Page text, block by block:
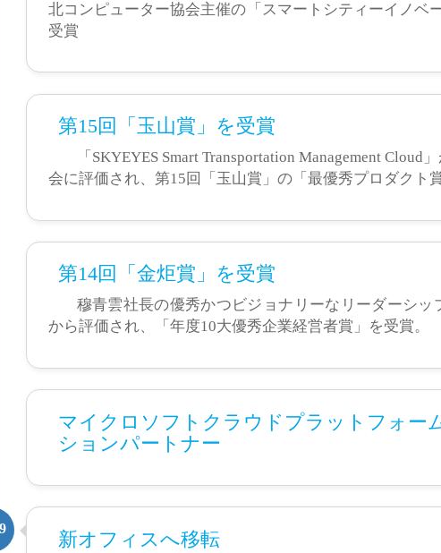
北コンピューター協会主催の「スマートシティーイノベ
受賞
第15回「玉山賞」を受賞
「SKYEYES Smart Transportation Management
会に評価され、第15回「玉山賞」の「最優秀プロダクト
第14回「金炬賞」を受賞
穆青雲社長の優秀かつビジョナリーなリーダーシ
から評価され、「年度10大優秀企業経営者賞」を受賞。
マイクロソフトクラウドプラットフォ
ションパートナー
新オフィスへ移転